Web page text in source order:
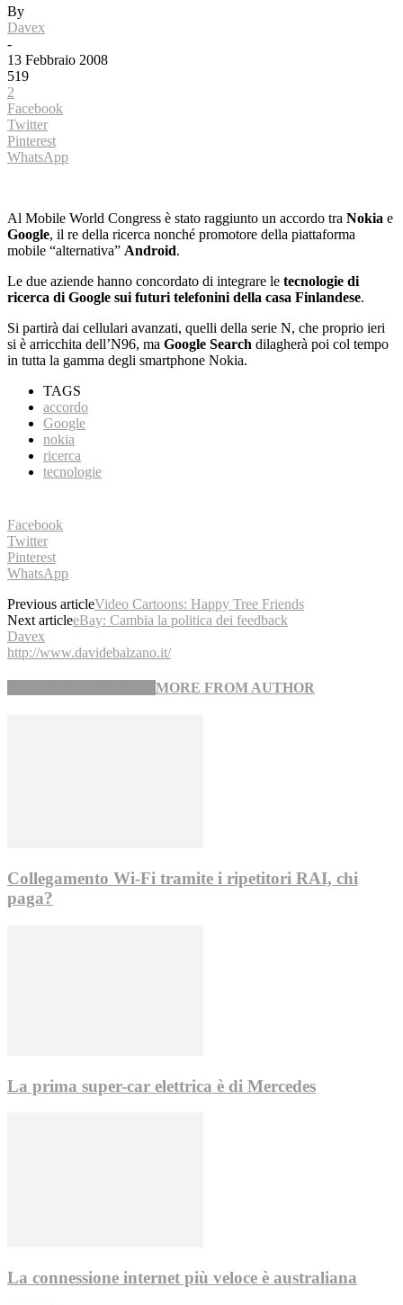
By
Davex
-
13 Febbraio 2008
519
2
Facebook
Twitter
Pinterest
WhatsApp
Al Mobile World Congress è stato raggiunto un accordo tra Nokia e
Google, il re della ricerca nonché promotore della piattaforma
mobile “alternativa” Android.
Le due aziende hanno concordato di integrare le tecnologie di
ricerca di Google sui futuri telefonini della casa Finlandese.
Si partirà dai cellulari avanzati, quelli della serie N, che proprio ieri
si è arricchita dell’N96, ma Google Search dilagherà poi col tempo
in tutta la gamma degli smartphone Nokia.
TAGS
accordo
Google
nokia
ricerca
tecnologie
Facebook
Twitter
Pinterest
WhatsApp
Previous articleVideo Cartoons: Happy Tree Friends
Next articleeBay: Cambia la politica dei feedback
Davex
http://www.davidebalzano.it/
MORE FROM AUTHOR
Collegamento Wi-Fi tramite i ripetitori RAI, chi
paga?
La prima super-car elettrica è di Mercedes
La connessione internet più veloce è australiana